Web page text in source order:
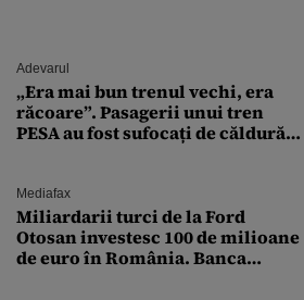
Adevarul
„Era mai bun trenul vechi, era
răcoare”. Pasagerii unui tren
PESA au fost sufocați de căldură
Mediafax
Miliardarii turci de la Ford
Otosan investesc 100 de milioane
de euro în România. Banca